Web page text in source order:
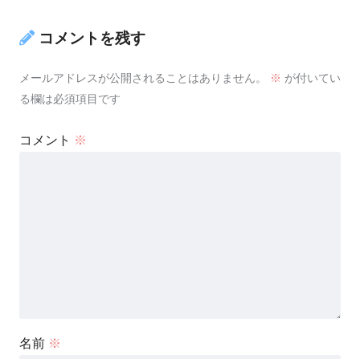
コメントを残す
メールアドレスが公開されることはありません。 ※ が付いてい
る欄は必須項目です
コメント ※
名前 ※